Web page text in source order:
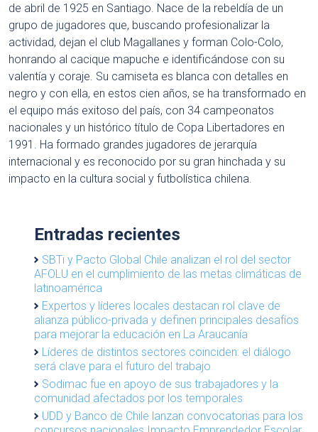
de abril de 1925 en Santiago. Nace de la rebeldía de un
grupo de jugadores que, buscando profesionalizar la
actividad, dejan el club Magallanes y forman Colo-Colo,
honrando al cacique mapuche e identificándose con su
valentía y coraje. Su camiseta es blanca con detalles en
negro y con ella, en estos cien años, se ha transformado en
el equipo más exitoso del país, con 34 campeonatos
nacionales y un histórico título de Copa Libertadores en
1991. Ha formado grandes jugadores de jerarquía
internacional y es reconocido por su gran hinchada y su
impacto en la cultura social y futbolística chilena.
Entradas recientes
SBTi y Pacto Global Chile analizan el rol del sector
AFOLU en el cumplimiento de las metas climáticas de
latinoamérica
Expertos y líderes locales destacan rol clave de
alianza público-privada y definen principales desafíos
para mejorar la educación en La Araucanía
Líderes de distintos sectores coinciden: el diálogo
será clave para el futuro del trabajo
Sodimac fue en apoyo de sus trabajadores y la
comunidad afectados por los temporales
UDD y Banco de Chile lanzan convocatorias para los